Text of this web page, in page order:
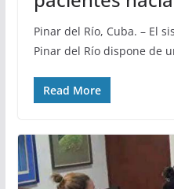
Pinar del Río, Cuba. – El
Pinar del Río dispone de
Read More